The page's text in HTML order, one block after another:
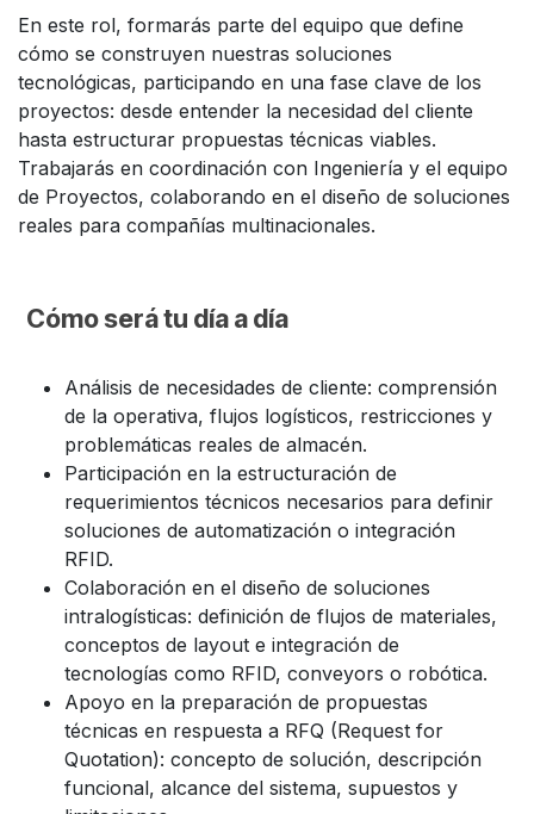
En este rol, formarás parte del equipo que define
cómo se construyen nuestras soluciones
tecnológicas, participando en una fase clave de los
proyectos: desde entender la necesidad del cliente
hasta estructurar propuestas técnicas viables.
Trabajarás en coordinación con Ingeniería y el equipo
de Proyectos, colaborando en el diseño de soluciones
reales para compañías multinacionales.
Cómo será tu día a día
Análisis de necesidades de cliente: comprensión
de la operativa, flujos logísticos, restricciones y
problemáticas reales de almacén.
Participación en la estructuración de
requerimientos técnicos necesarios para definir
soluciones de automatización o integración
RFID.
Colaboración en el diseño de soluciones
intralogísticas: definición de flujos de materiales,
conceptos de layout e integración de
tecnologías como RFID, conveyors o robótica.
Apoyo en la preparación de propuestas
técnicas en respuesta a RFQ (Request for
Quotation): concepto de solución, descripción
funcional, alcance del sistema, supuestos y